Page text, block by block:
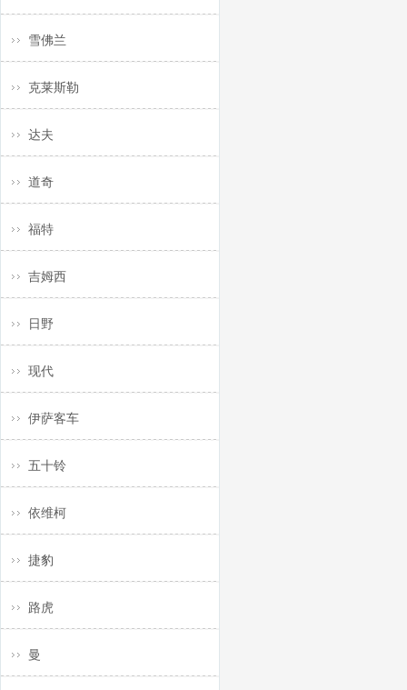
雪佛兰
克莱斯勒
达夫
道奇
福特
吉姆西
日野
现代
伊萨客车
五十铃
依维柯
捷豹
路虎
曼